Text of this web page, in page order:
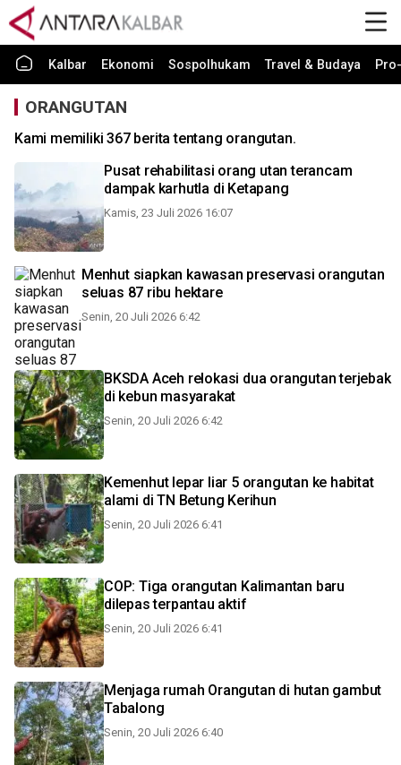
Kalbar Ekonomi Sospolhukam Travel & Budaya
ORANGUTAN
Kami memiliki 367 berita tentang orangutan.
Pusat rehabilitasi orang utan terancam
dampak karhutla di Ketapang
Kamis, 23 Juli 2026 16:07
Menhut siapkan kawasan preservasi orangutan
seluas 87 ribu hektare
Senin, 20 Juli 2026 6:42
BKSDA Aceh relokasi dua orangutan terjebak
di kebun masyarakat
Senin, 20 Juli 2026 6:42
Kemenhut lepar liar 5 orangutan ke habitat
alami di TN Betung Kerihun
Senin, 20 Juli 2026 6:41
COP: Tiga orangutan Kalimantan baru
dilepas terpantau aktif
Senin, 20 Juli 2026 6:41
Menjaga rumah Orangutan di hutan gambut
Tabalong
Senin, 20 Juli 2026 6:40